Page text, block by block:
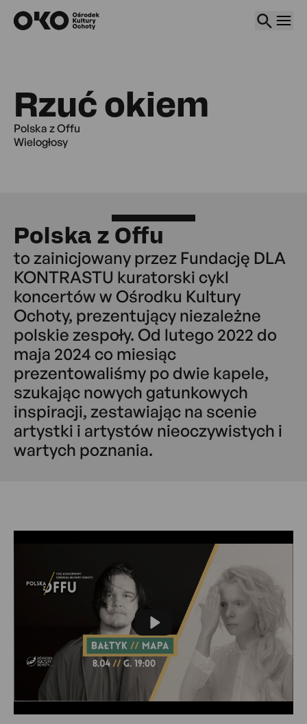
data-dialog="js-search"z data-dialog="js-search"z
Zajęcia
Nasze miejsca
O nas
Rzuć okiem
Polska z Offu
Wielogłosy
Polska z Offu
to zainicjowany przez Fundację DLA
KONTRASTU kuratorski cykl
koncertów w Ośrodku Kultury
Ochoty, prezentujący niezależne
polskie zespoły. Od lutego 2022 do
maja 2024 co miesiąc
prezentowaliśmy po dwie kapele,
szukając nowych gatunkowych
inspiracji, zestawiając na scenie
artystki i artystów nieoczywistych i
wartych poznania.
Play